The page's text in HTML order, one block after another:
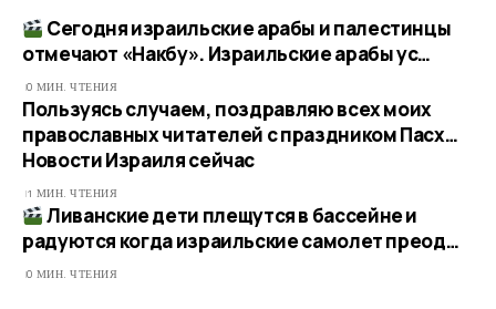
Сегодня израильские арабы и палестинцы
отмечают «Накбу». Израильские арабы ус…​
0 МИН. ЧТЕНИЯ
Пользуясь случаем, поздравляю всех моих
православных читателей с праздником Пасх…​
Новости Израиля сейчас
1 МИН. ЧТЕНИЯ
Ливанские дети плещутся в бассейне и
радуются когда израильские самолет преод…
0 МИН. ЧТЕНИЯ